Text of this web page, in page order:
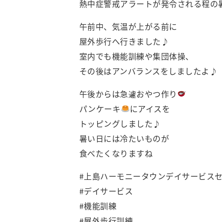
熱中症警戒アラートが発令される程の
午前中、気温が上がる前に
屋外歩行へ行きました♪
室内でも機能訓練や集団体操、
その後はアンバランスをしましたよ♪
午後からは急遽おやつ作り
パンケーキ
にアイスを
トッピングしました♪
暑い日には冷たいものが
食べたくなりますね
#上島ハーモニータウンデイサービス
#デイサービス
#機能訓練